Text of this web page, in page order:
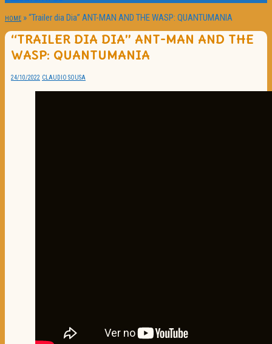
HOME »“Trailer dia Dia” ANT-MAN AND THE WASP: QUANTUMANIA
“TRAILER DIA DIA” ANT-MAN AND THE
WASP: QUANTUMANIA
24/10/2022 CLAUDIO SOUSA